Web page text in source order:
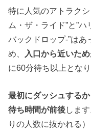
特に人気のアトラク
ム・ザ・ライド”と”
バックドロップ-”は
め、
入口から近いため
に60分待ち以上となり
最初にダッシュする
待ち時間が前後しま
りの人数に抜かれる）